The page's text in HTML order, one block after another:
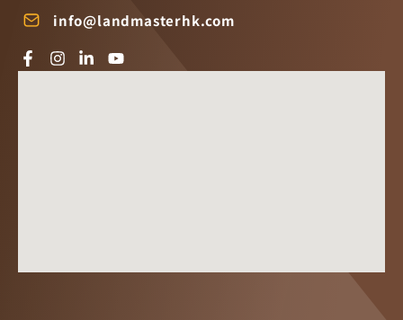
info@landmasterhk.com